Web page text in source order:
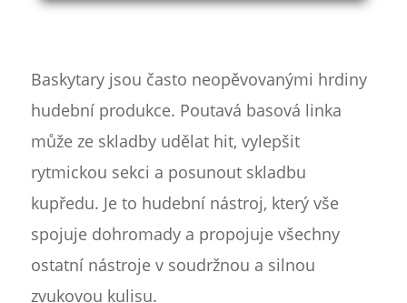
Baskytary jsou často neopěvovanými hrdiny
hudební produkce. Poutavá basová linka
může ze skladby udělat hit, vylepšit
rytmickou sekci a posunout skladbu
kupředu. Je to hudební nástroj, který vše
spojuje dohromady a propojuje všechny
ostatní nástroje v soudržnou a silnou
zvukovou kulisu.